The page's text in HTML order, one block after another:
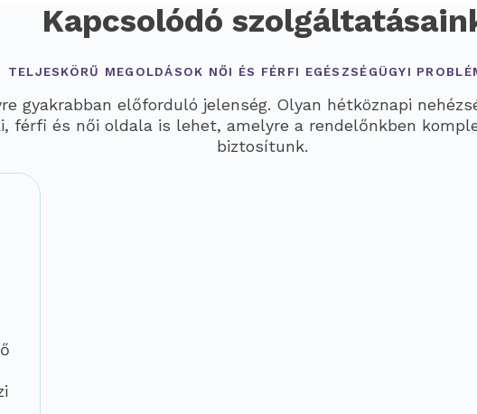
Kapcsolódó
TELJESKÖRŰ MEGOLDÁSOK NŐI ÉS FÉRFI EGÉSZSÉGÜGYI
gyakrabban előforduló jelenség. Olyan hétköznapi
férfi és női oldala is lehet, amelyre a rendelőnkben
biztosítunk.